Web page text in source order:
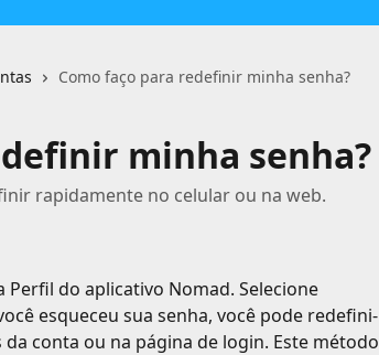
Como faço para redefinir minha senha?
minha senha?
rapidamente no celular ou na web.
do aplicativo Nomad. Selecione
esqueceu sua senha, você pode redefini-
conta ou na página de login. Este método